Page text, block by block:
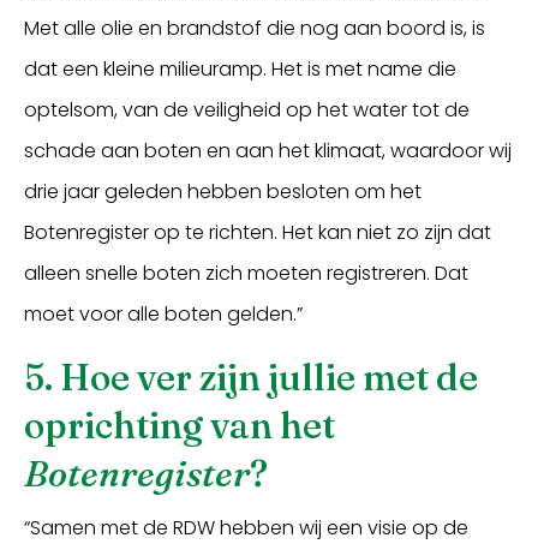
Met alle olie en brandstof die nog aan boord is, is
dat een kleine milieuramp. Het is met name die
optelsom, van de veiligheid op het water tot de
schade aan boten en aan het klimaat, waardoor wij
drie jaar geleden hebben besloten om het
Botenregister op te richten. Het kan niet zo zijn dat
alleen snelle boten zich moeten registreren. Dat
moet voor alle boten gelden.”
5. Hoe ver zijn jullie met de
oprichting van het
Botenregister?
“Samen met de RDW hebben wij een visie op de